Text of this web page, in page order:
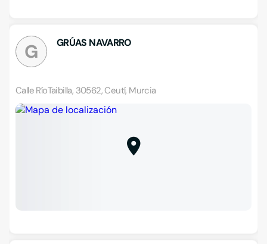
G GRÚAS NAVARRO
Calle RíoTaibilla, 30562, Ceutí, Murcia